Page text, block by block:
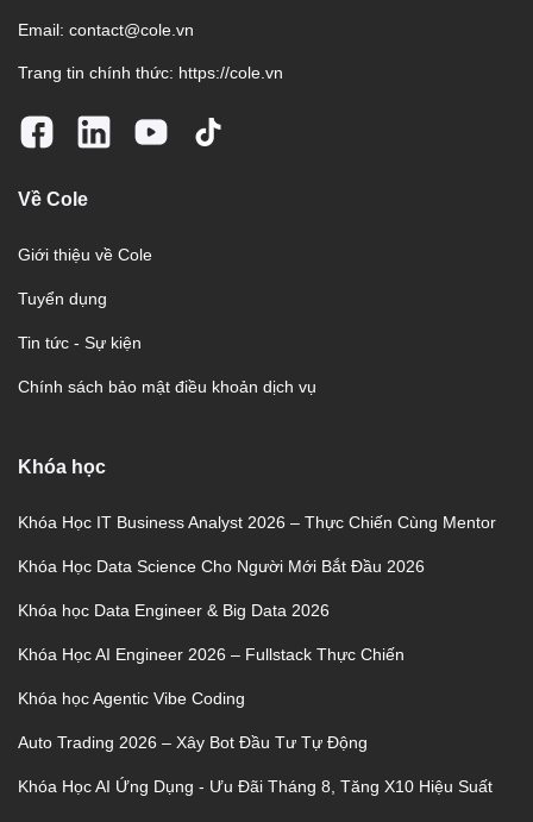
Email: contact@cole.vn
Trang tin chính thức: https://cole.vn
Về Cole
Giới thiệu về Cole
Tuyển dụng
Tin tức - Sự kiện
Chính sách bảo mật điều khoản dịch vụ
Khóa học
Khóa Học IT Business Analyst 2026 – Thực Chiến Cùng Mentor
Khóa Học Data Science Cho Người Mới Bắt Đầu 2026
Khóa học Data Engineer & Big Data 2026
Khóa Học AI Engineer 2026 – Fullstack Thực Chiến
Khóa học Agentic Vibe Coding
Auto Trading 2026 – Xây Bot Đầu Tư Tự Động
Khóa Học AI Ứng Dụng - Ưu Đãi Tháng 8, Tăng X10 Hiệu Suất